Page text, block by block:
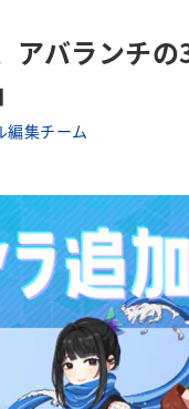
アバランチ
編集チーム